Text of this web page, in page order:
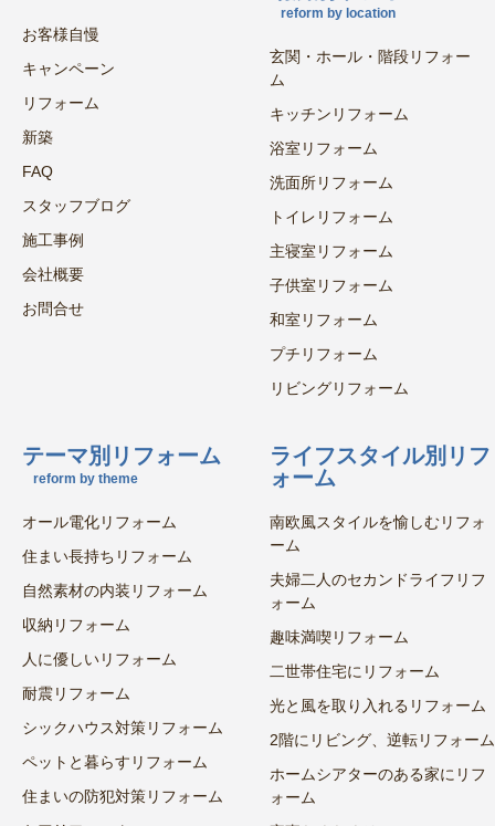
お客様自慢
キャンペーン
リフォーム
新築
FAQ
スタッフブログ
施工事例
会社概要
お問合せ
reform by location
玄関・ホール・階段リフォー
ム
キッチンリフォーム
浴室リフォーム
洗面所リフォーム
トイレリフォーム
主寝室リフォーム
子供室リフォーム
和室リフォーム
プチリフォーム
リビングリフォーム
テーマ別リフォーム
reform by theme
オール電化リフォーム
住まい長持ちリフォーム
自然素材の内装リフォーム
収納リフォーム
人に優しいリフォーム
耐震リフォーム
シックハウス対策リフォーム
ペットと暮らすリフォーム
住まいの防犯対策リフォーム
ライフスタイル別リフ
ォーム
南欧風スタイルを愉しむリフォ
ーム
夫婦二人のセカンドライフリフ
ォーム
趣味満喫リフォーム
二世帯住宅にリフォーム
光と風を取り入れるリフォーム
2階にリビング、逆転リフォーム
ホームシアターのある家にリフ
ォーム